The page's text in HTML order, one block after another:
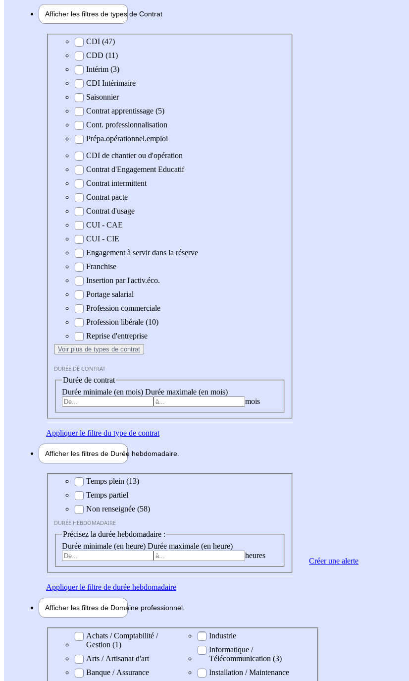
Afficher les filtres de types de Contrat
Type de contratCDI (47)
CDD (11)
Intérim (3)
CDI Intérimaire
Saisonnier
Contrat apprentissage (5)
Cont. professionnalisation
Prépa.opérationnel.emploi
CDI de chantier ou d'opération
Contrat d'Engagement Educatif
Contrat intermittent
Contrat pacte
Contrat d'usage
CUI - CAE
CUI - CIE
Engagement à servir dans la réserve
Franchise
Insertion par l'activ.éco.
Portage salarial
Profession commerciale
Profession libérale (10)
Reprise d'entreprise
Voir plus de types de contrat
DURÉE DE CONTRAT
Durée de contrat
Durée minimale (en mois) Durée maximale (en mois)
mois
Appliquerle filtre du type de contrat
Afficher les filtres de Durée hebdomadaire
Durée hebdomadaire
Temps plein (13)
Temps partiel
Non renseignée (58)
DURÉE HEBDOMADAIRE
Précisez la durée hebdomadaire :
Durée minimale (en heure) Durée maximale (en heure)
heures
Appliquerle filtre de durée hebdomadaire
Afficher les filtres de Domaine professionnel
Domaine professionel
Achats / Comptabilité /
Gestion (1)
Arts / Artisanat d'art
Banque / Assurance
Industrie
Informatique /
Télécommunication (3)
Installation / Maintenance
Créer une alerte